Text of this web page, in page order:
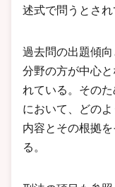
述式で問うとされ
過去問の出題傾
分野の方が中心
れている。その
において、どの
内容とその根拠
る。